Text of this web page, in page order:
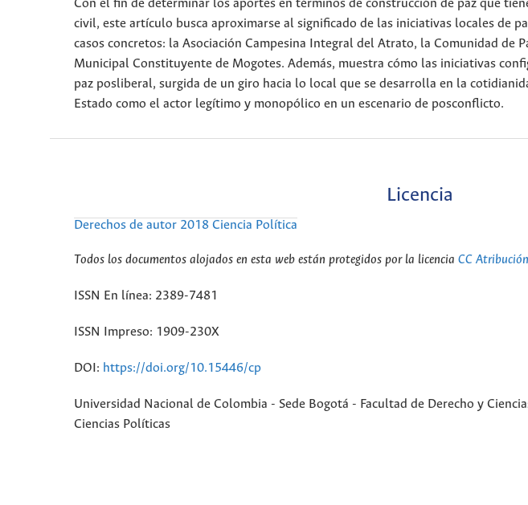
Con el fin de determinar los aportes en términos de construcción de paz que
civil, este artículo busca aproximarse al significado de las iniciativas locales de
casos concretos: la Asociación Campesina Integral del Atrato, la Comunidad de
Municipal Constituyente de Mogotes. Además, muestra cómo las iniciativas
paz posliberal, surgida de un giro hacia lo local que se desarrolla en la
Estado como el actor legítimo y monopólico en un escenario de posconflicto.
Licencia
Derechos de autor 2018 Ciencia Política
Todos los documentos alojados en esta web están protegidos por la licencia CC
ISSN En línea: 2389-7481
ISSN Impreso: 1909-230X
DOI: https://doi.org/10.15446/cp
Universidad Nacional de Colombia - Sede Bogotá - Facultad de Derecho y
Ciencias Políticas